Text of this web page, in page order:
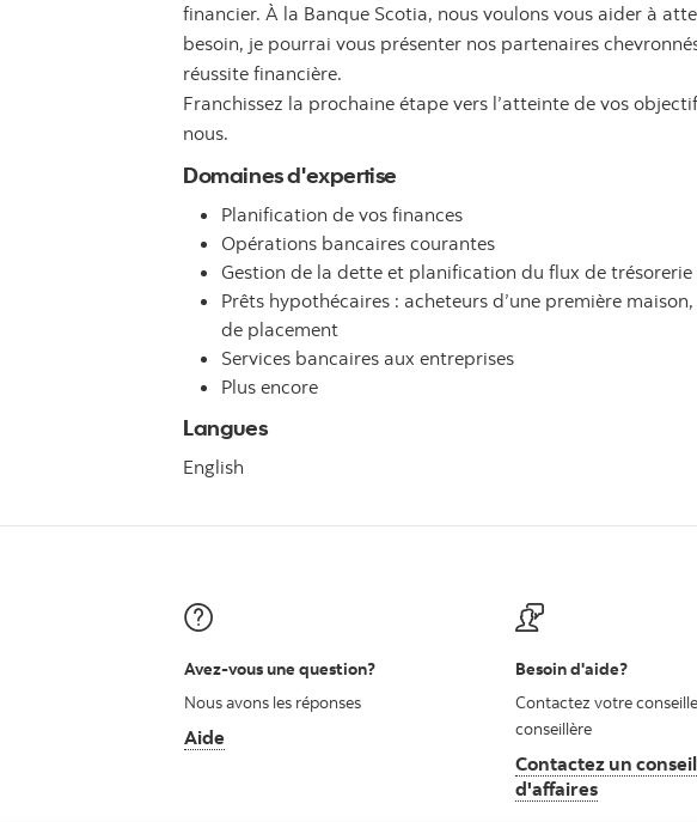
financier. À la Banque Scotia, nous voulons vous aider à
besoin, je pourrai vous présenter nos partenaires
réussite financière.
Franchissez la prochaine étape vers l’atteinte de vos
nous.
Domaines d'expertise
Planification de vos finances
Opérations bancaires courantes
Gestion de la dette et planification du flux de trésorerie
Prêts hypothécaires : acheteurs d’une première
de placement
Services bancaires aux entreprises
Plus encore
Langues
English
Avez-vous une question?
Nous avons les réponses
Aide
Besoin d'aide?
Contactez votre
conseillère
Contactez un
d'affaires